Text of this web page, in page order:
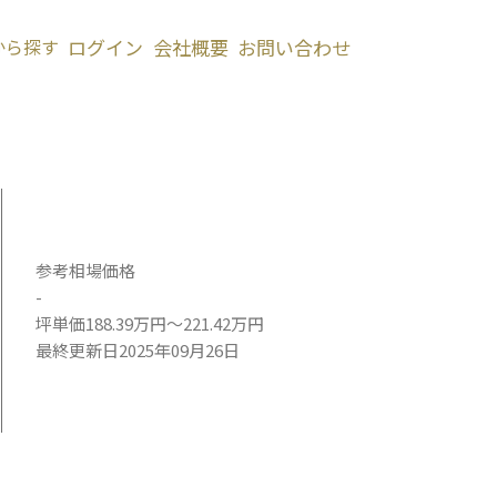
ら探す ログイン 会社概要 お問い合わせ
参考相場価格
-
坪単価188.39万円～221.42万円
最終更新日2025年09月26日